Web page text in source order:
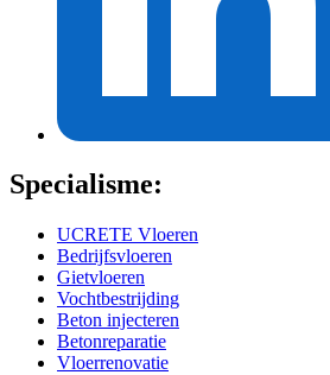
Specialisme:
UCRETE Vloeren
Bedrijfsvloeren
Gietvloeren
Vochtbestrijding
Beton injecteren
Betonreparatie
Vloerrenovatie